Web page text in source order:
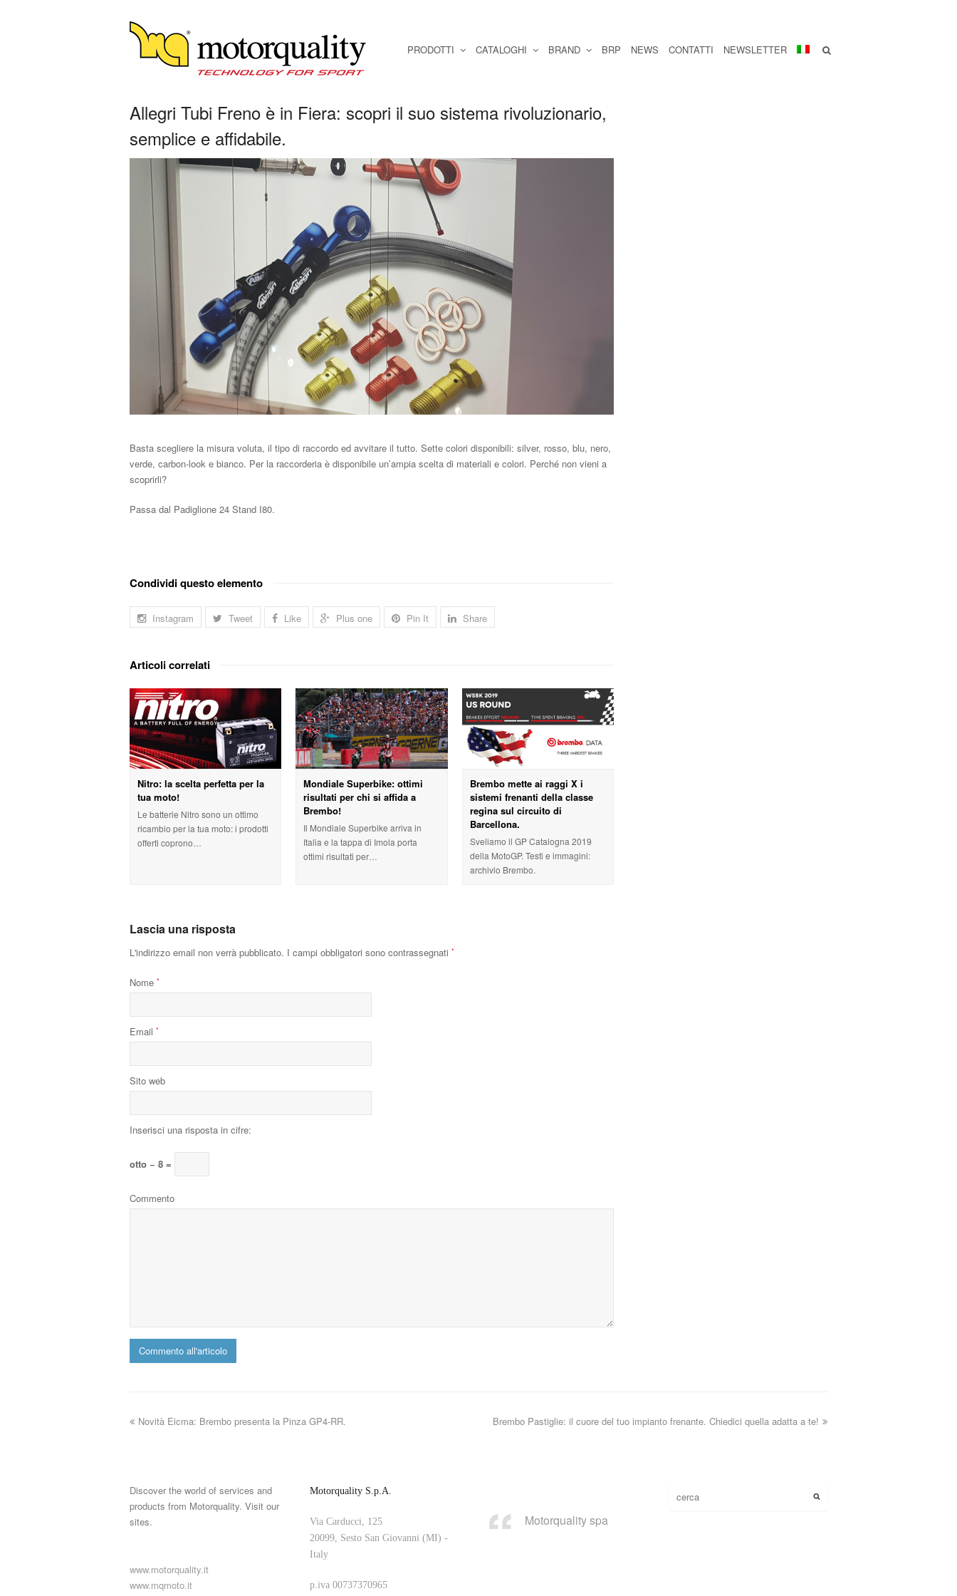
PRODOTTI CATALOGHI BRAND BRP NEWS CONTATTI NEWSLETTER
Allegri Tubi Freno è in Fiera: scopri il suo sistema rivoluzionario,
semplice e affidabile.
Basta scegliere la misura voluta, il tipo di raccordo ed avvitare il tutto. Sette colori disponibili: silver, rosso, blu, nero,
verde, carbon-look e bianco. Per la raccorderia è disponibile un’ampia scelta di materiali e colori. Perché non vieni a
scoprirli?
Passa dal Padiglione 24 Stand I80.
Condividi questo elemento
Instagram Tweet Like Plus one Pin It Share
Articoli correlati
Nitro: la scelta perfetta per la
tua moto!
Le batterie Nitro sono un ottimo
ricambio per la tua moto: i prodotti
offerti coprono…
Mondiale Superbike: ottimi
risultati per chi si affida a
Brembo!
Il Mondiale Superbike arriva in
Italia e la tappa di Imola porta
ottimi risultati per…
Brembo mette ai raggi X i
sistemi frenanti della classe
regina sul circuito di
Barcellona.
Sveliamo il GP Catalogna 2019
della MotoGP. Testi e immagini:
archivio Brembo.
Lascia una risposta
L'indirizzo email non verrà pubblicato. I campi obbligatori sono contrassegnati *
Nome *
Email *
Sito web
Inserisci una risposta in cifre:
otto − 8 =
Commento
Brembo Pastiglie: il cuore del tuo impianto frenante. Chiedici quella adatta a te!
Novità Eicma: Brembo presenta la Pinza GP4-RR.
Discover the world of services and
products from Motorquality. Visit our
sites.
www.motorquality.it
www.mqmoto.it
Motorquality S.p.A.
Via Carducci, 125
20099, Sesto San Giovanni (MI) -
Italy
p.iva 00737370965
Motorquality spa